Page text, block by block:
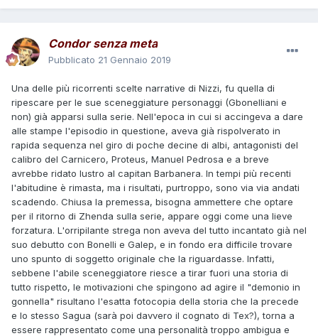
Condor senza meta
Pubblicato 21 Gennaio 2019
Una delle più ricorrenti scelte narrative di Nizzi, fu quella di
ripescare per le sue sceneggiature personaggi (Gbonelliani e
non) già apparsi sulla serie. Nell'epoca in cui si accingeva a dare
alle stampe l'episodio in questione, aveva già rispolverato in
rapida sequenza nel giro di poche decine di albi, antagonisti del
calibro del Carnicero, Proteus, Manuel Pedrosa e a breve
avrebbe ridato lustro al capitan Barbanera. In tempi più recenti
l'abitudine è rimasta, ma i risultati, purtroppo, sono via via andati
scadendo. Chiusa la premessa, bisogna ammettere che optare
per il ritorno di Zhenda sulla serie, appare oggi come una lieve
forzatura. L'orripilante strega non aveva del tutto incantato già nel
suo debutto con Bonelli e Galep, e in fondo era difficile trovare
uno spunto di soggetto originale che la riguardasse. Infatti,
sebbene l'abile sceneggiatore riesce a tirar fuori una storia di
tutto rispetto, le motivazioni che spingono ad agire il "demonio in
gonnella" risultano l'esatta fotocopia della storia che la precede
e lo stesso Sagua (sarà poi davvero il cognato di Tex?), torna a
essere rappresentato come una personalità troppo ambigua e